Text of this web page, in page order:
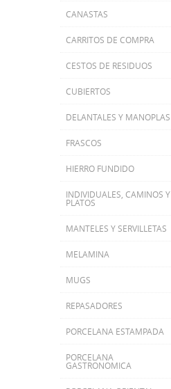
CANASTAS
CARRITOS DE COMPRA
CESTOS DE RESIDUOS
CUBIERTOS
DELANTALES Y MANOPLAS
FRASCOS
HIERRO FUNDIDO
INDIVIDUALES, CAMINOS Y
PLATOS
MANTELES Y SERVILLETAS
MELAMINA
MUGS
REPASADORES
PORCELANA ESTAMPADA
PORCELANA
GASTRONOMICA